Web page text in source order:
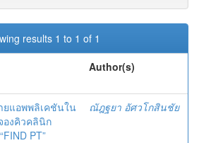
results 1 to 1 of 1
Author(s)
ยแอพพลิเคชันใน
องคิวคลินิก
PT”
ณัฎฐยา อัศวโกสินชัย